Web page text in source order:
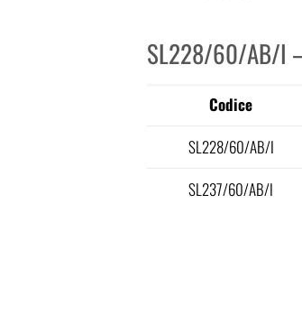
SL228/60/AB/I
Codice
SL228/60/AB/I
SL237/60/AB/I